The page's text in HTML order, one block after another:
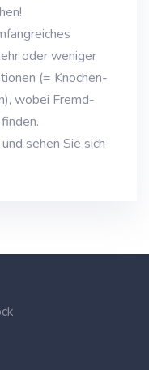
oder weniger
(= Knochen­
wobei Fremd-
sehen Sie sich